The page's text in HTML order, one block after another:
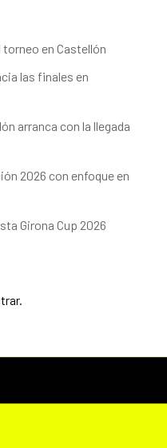
en Castellón
las finales en
arranca con la llegada
2026 con enfoque en
Girona Cup 2026